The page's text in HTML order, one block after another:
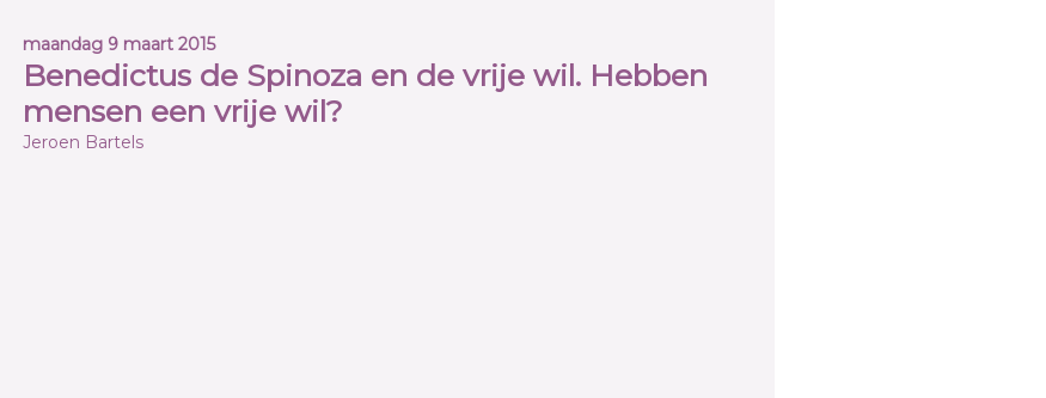
maandag 9 maart 2015
Benedictus de Spinoza en de vrije wil. Hebben
mensen een vrije wil?
Jeroen Bartels